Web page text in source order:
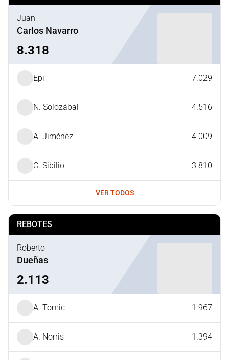
Juan
Carlos Navarro
8.318
Epi 7.029
N. Solozábal 4.516
A. Jiménez 4.009
C. Sibilio 3.810
VER TODOS
REBOTES
Roberto
Dueñas
2.113
A. Tomic 1.967
A. Norris 1.394